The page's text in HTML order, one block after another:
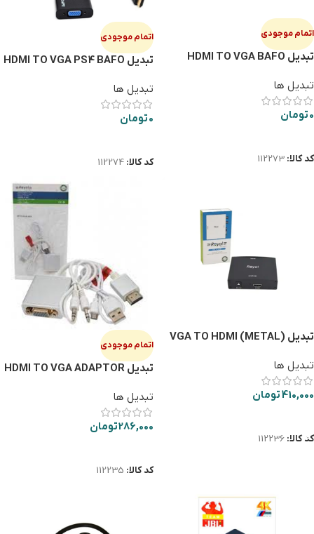
اتمام موجودی
تبدیل HDMI TO VGA BAFO
تبدیل ها
0تومان
کد کالا: 112273
اتمام موجودی
تبدیل HDMI TO VGA PS4 BAFO
تبدیل ها
0تومان
کد کالا: 112274
تبدیل VGA TO HDMI (METAL)
تبدیل ها
410,000تومان
کد کالا: 112236
اتمام موجودی
تبدیل HDMI TO VGA ADAPTOR
تبدیل ها
286,000تومان
کد کالا: 112235